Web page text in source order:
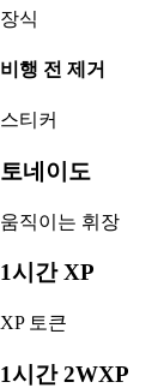
장식
비행 전 제거
스티커
토네이도
움직이는 휘장
1시간 XP
XP 토큰
1시간 2WXP